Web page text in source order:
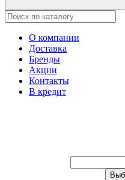
О компании
Доставка
Бренды
Акции
Контакты
В кредит